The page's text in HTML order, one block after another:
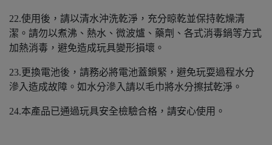
22.使用後，請以清水沖洗乾淨，充分晾乾並保持乾燥清
潔。請勿以煮沸、熱水、微波爐、藥劑、各式消毒鍋等方式
加熱消毒，避免造成玩具變形損壞。
23.更換電池後，請務必將電池蓋鎖緊，避免玩耍過程水分
滲入造成故障。如水分滲入請以毛巾將水分擦拭乾淨。
24.本產品已通過玩具安全檢驗合格，請安心使用。